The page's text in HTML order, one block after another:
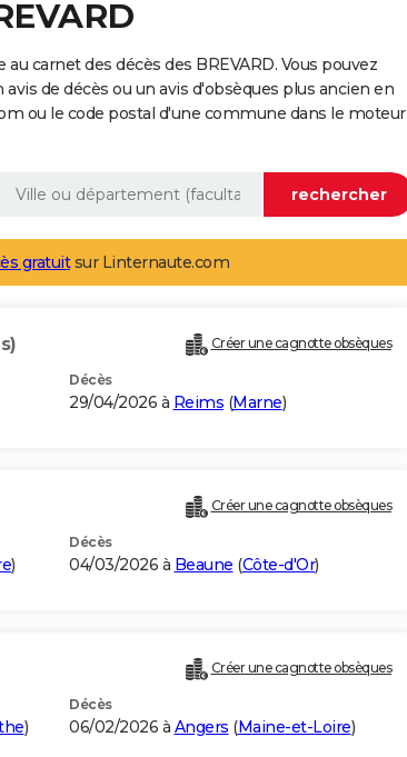
carnet des décès des BREVARD. Vous pouvez
de décès ou un avis d'obsèques plus ancien en
ou le code postal d'une commune dans le moteur
gratuitsur Linternaute.com
Créer une cagnotte obsèques
Décès
29/04/2026 à Reims (Marne)
Créer une cagnotte obsèques
)
Décès
04/03/2026 à Beaune (Côte-d'Or)
Créer une cagnotte obsèques
)
Décès
06/02/2026 à Angers (Maine-et-Loire)